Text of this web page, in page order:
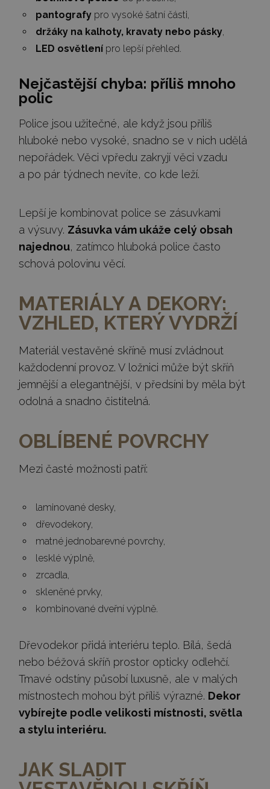
pantografy pro vysoké šatní části,
držáky na kalhoty, kravaty nebo pásky,
LED osvětlení pro lepší přehled.
Nejčastější chyba: příliš mnoho
polic
Police jsou užitečné, ale když jsou příliš
hluboké nebo vysoké, snadno se v nich udělá
nepořádek. Věci vpředu zakryjí věci vzadu
a po pár týdnech nevíte, co kde leží.
Lepší je kombinovat police se zásuvkami
a výsuvy. Zásuvka vám ukáže celý obsah
najednou, zatímco hluboká police často
schová polovinu věcí.
MATERIÁLY A DEKORY:
VZHLED, KTERÝ VYDRŽÍ
Materiál vestavěné skříně musí zvládnout
každodenní provoz. V ložnici může být skříň
jemnější a elegantnější, v předsíni by měla být
odolná a snadno čistitelná.
OBLÍBENÉ POVRCHY
Mezi časté možnosti patří:
laminované desky,
dřevodekory,
matné jednobarevné povrchy,
lesklé výplně,
zrcadla,
skleněné prvky,
kombinované dveřní výplně.
Dřevodekor přidá interiéru teplo. Bílá, šedá
nebo béžová skříň prostor opticky odlehčí.
Tmavé odstíny působí luxusně, ale v malých
místnostech mohou být příliš výrazné. Dekor
vybírejte podle velikosti místnosti, světla
a stylu interiéru.
JAK SLADIT